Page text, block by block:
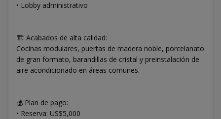
• Lobby administrativo
🏗️ Acabados de alta calidad:
Cocinas modulares, puertas de madera noble, porcelanato
de gran formato, barandillas de cristal y preinstalación de
aire acondicionado en áreas comunes.
💰 Plan de pago:
• Reserva: US$5,000